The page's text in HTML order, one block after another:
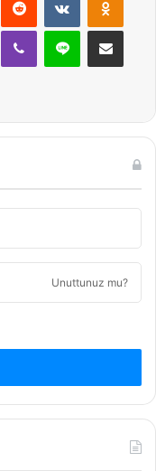
Viber Line E-Posta ile
Unuttunuz mu?